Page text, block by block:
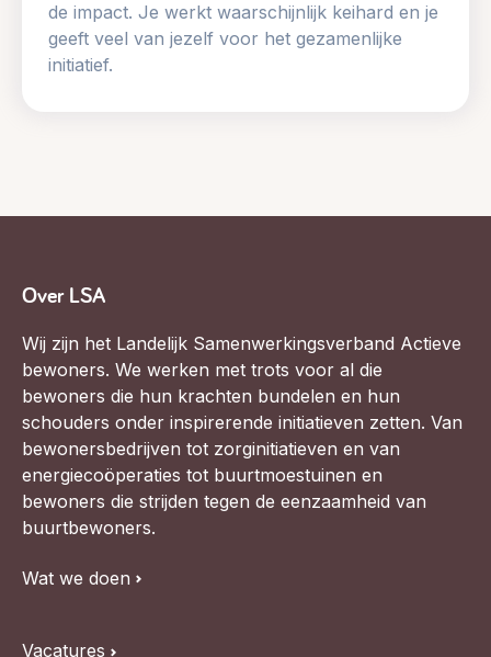
de impact. Je werkt waarschijnlijk keihard en je
geeft veel van jezelf voor het gezamenlijke
initiatief.
Over LSA
Wij zijn het Landelijk Samenwerkingsverband Actieve
bewoners. We werken met trots voor al die
bewoners die hun krachten bundelen en hun
schouders onder inspirerende initiatieven zetten. Van
bewonersbedrijven tot zorginitiatieven en van
energiecoöperaties tot buurtmoestuinen en
bewoners die strijden tegen de eenzaamheid van
buurtbewoners.
Wat we doen
Vacatures